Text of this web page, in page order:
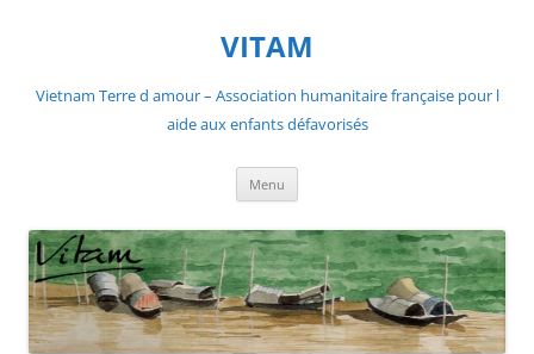
VITAM
Vietnam Terre d amour – Association humanitaire française pour l
aide aux enfants défavorisés
Menu